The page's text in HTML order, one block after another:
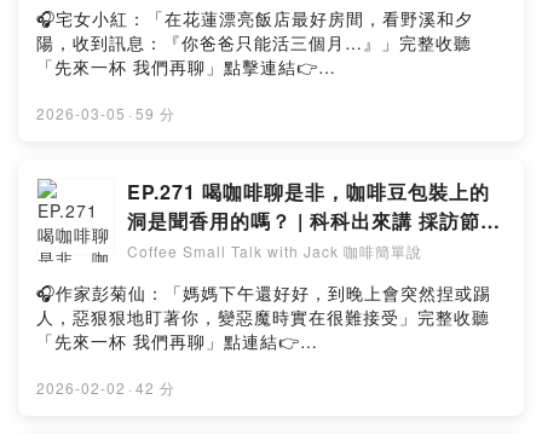
Coffee Small Talk has been on a mission to
demystify the science of coffee. In EP.273 of our 7th
season, we are joined by Wingo Mierisch from the
a talk about coffee; it’s a deep reflection on the
I’ve seen both the potential of technology and the
weight of real-world challenges. Wingo shares the
raw perspective of producers—is "Specialty Coffee"
a genuine driver for better livelihoods or just another
marketing trend?Powered by Firstory Hosting
belowhttps://reurl.cc/j61lbq加入會員，支持節目：
https://grasscoffee.firstory.io/join留言告訴我你對這一
集的想法：Powered by Firstory Hosting
🎧宅女小紅：「在花蓮漂亮飯店最好房間，看野溪和夕
陽，收到訊息：『你爸爸只能活三個月…』」完整收聽
「先來一杯 我們再聊」點擊連結👉
場在時間流逝前，與至親、與自己最深沉的和解。—— 以
小時投保，手機投保5分鐘新安東京海上產險｜0800-369-
168｜104台北市中山區南京東路三段130號8-13樓——
以上為 Firstory Podcast 廣告 ——加入會員，支持節
目： https://grasscoffee.firstory.io/join留言告訴我你對
這一集的想法：Powered by Firstory Hosting
2026-03-05 · 59 分
EP.271 喝咖啡聊是非，咖啡豆包裝上的
洞是聞香用的嗎？ | 科科出來講 採訪節目
| 第七季 咖啡簡單說
Coffee Small Talk with Jack 咖啡簡單說
🎧作家彭菊仙：「媽媽下午還好好，到晚上會突然捏或踢
人，惡狠狠地盯著你，變惡魔時實在很難接受」完整收聽
「先來一杯 我們再聊」點連結👉
場在時間流逝前，與至親、與自己最深沉的和解。—— 以
2026-02-02 · 42 分